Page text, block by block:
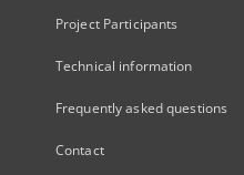
Project Participants
Technical information
Frequently asked questions
Contact